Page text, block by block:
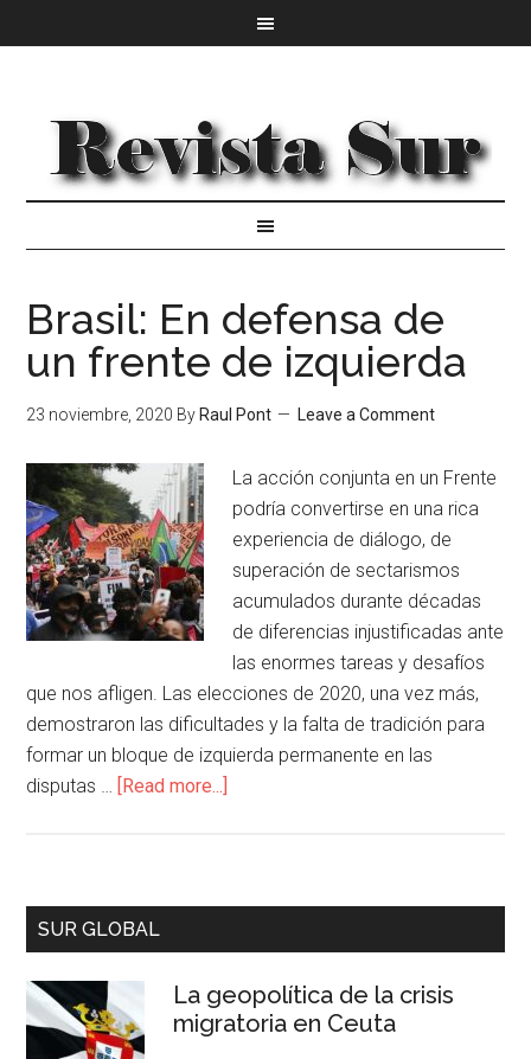
Brasil: En defensa de
un frente de izquierda
23 noviembre, 2020 By Raul Pont Leave a Comment
La acción conjunta en un Frente
podría convertirse en una rica
experiencia de diálogo, de
superación de sectarismos
acumulados durante décadas
de diferencias injustificadas ante
las enormes tareas y desafíos
que nos afligen. Las elecciones de 2020, una vez más,
demostraron las dificultades y la falta de tradición para
formar un bloque de izquierda permanente en las
disputas … [Read more...]
SUR GLOBAL
La geopolítica de la crisis
migratoria en Ceuta